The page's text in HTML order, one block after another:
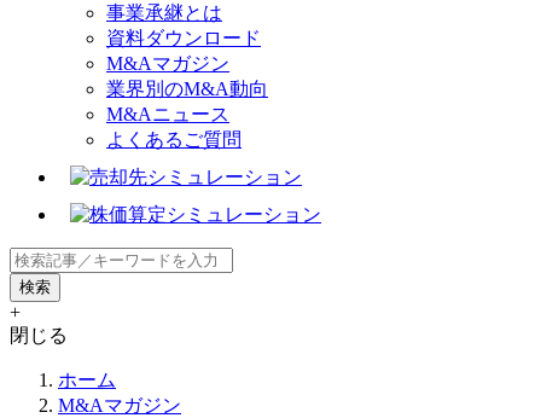
事業承継とは
資料ダウンロード
M&Aマガジン
業界別のM&A動向
M&Aニュース
よくあるご質問
+
閉じる
ホーム
M&Aマガジン